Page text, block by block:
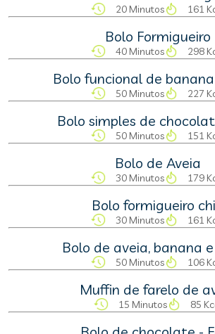
20 Minutos 161
Bolo Formigueiro
40 Minutos 298
Bolo funcional de
50 Minutos 227
Bolo simples de
50 Minutos 151
Bolo de Aveia
30 Minutos 179
Bolo formigueiro
30 Minutos 161
Bolo de aveia, banana
50 Minutos 106
Muffin de farelo de
15 Minutos 85